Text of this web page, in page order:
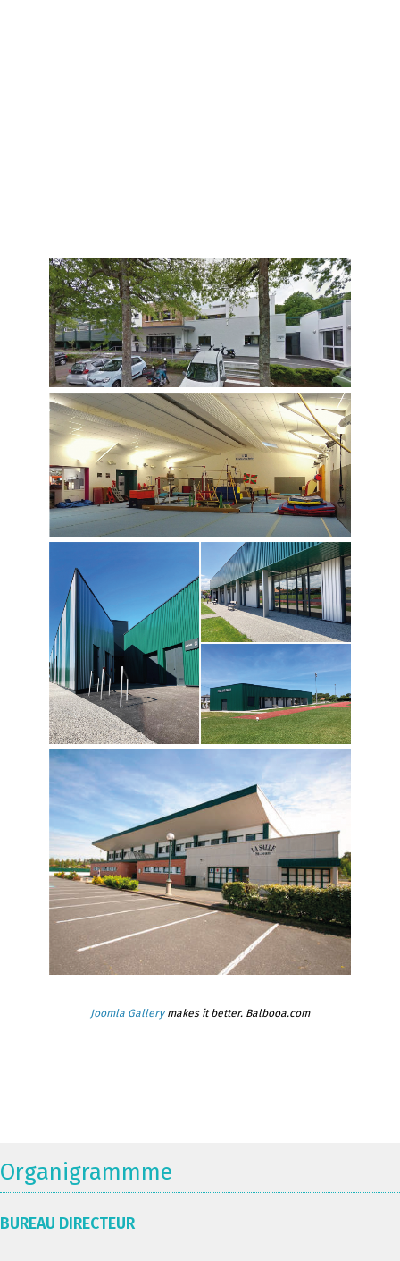
Joomla Gallerymakes it better. Balbooa.com
Organigrammme
BUREAU DIRECTEUR